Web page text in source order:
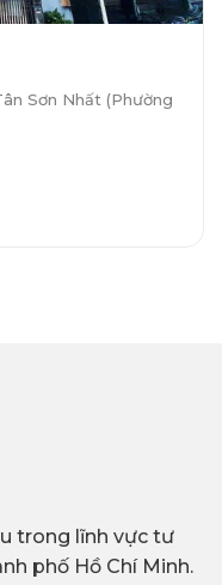
Sơn Nhất (Phường
trong lĩnh vực tư
phố Hồ Chí Minh.